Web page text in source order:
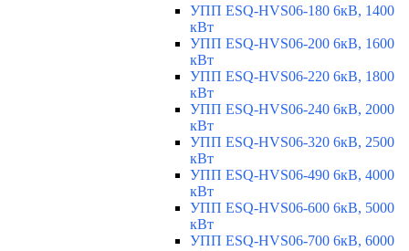
УПП ESQ-HVS06-180 6кВ, 1400
кВт
УПП ESQ-HVS06-200 6кВ, 1600
кВт
УПП ESQ-HVS06-220 6кВ, 1800
кВт
УПП ESQ-HVS06-240 6кВ, 2000
кВт
УПП ESQ-HVS06-320 6кВ, 2500
кВт
УПП ESQ-HVS06-490 6кВ, 4000
кВт
УПП ESQ-HVS06-600 6кВ, 5000
кВт
УПП ESQ-HVS06-700 6кВ, 6000